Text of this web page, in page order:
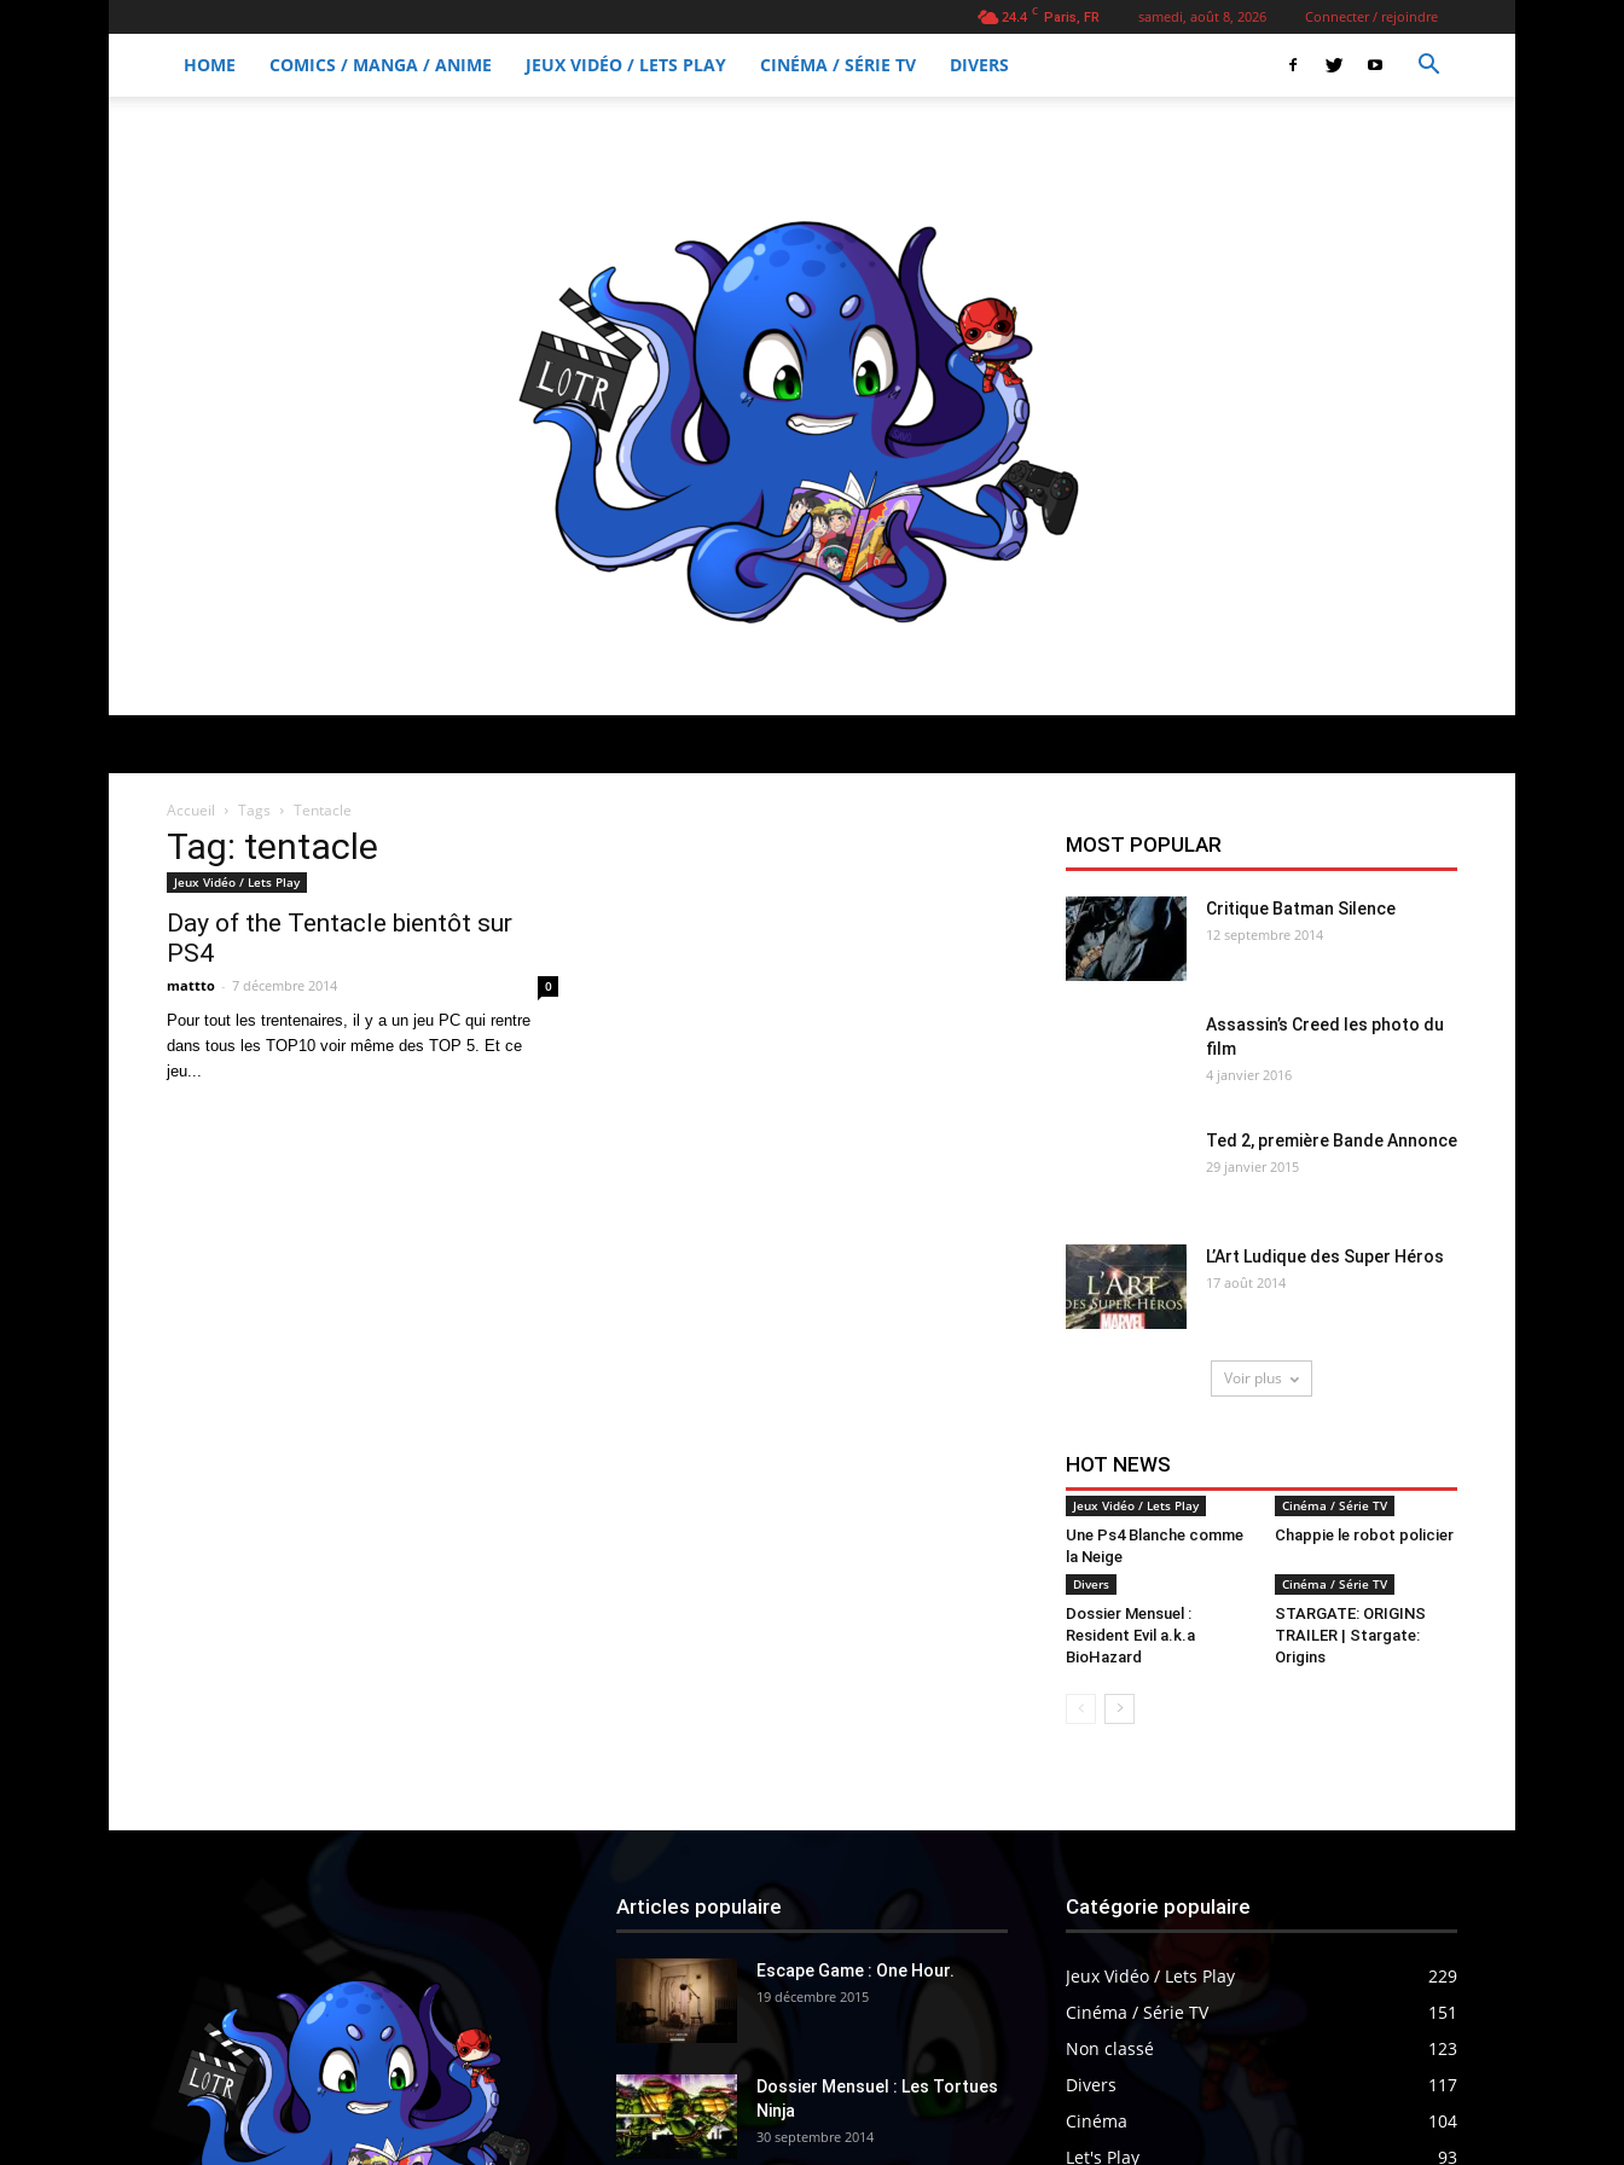
24.4 C Paris, FR samedi, août 8, 2026 Connecter / rejoindre
HOME COMICS / MANGA / ANIME JEUX VIDÉO / LETS PLAY CINÉMA / SÉRIE TV DIVERS
Accueil Tags Tentacle
Tag: tentacle
Jeux Vidéo / Lets Play
Day of the Tentacle bientôt sur
PS4
mattto - 7 décembre 2014 0
Pour tout les trentenaires, il y a un jeu PC qui rentre
dans tous les TOP10 voir même des TOP 5. Et ce
jeu...
MOST POPULAR
Critique Batman Silence
12 septembre 2014
Assassin’s Creed les photo du
film
4 janvier 2016
Ted 2, première Bande Annonce
29 janvier 2015
L’Art Ludique des Super Héros
17 août 2014
Voir plus
HOT NEWS
Jeux Vidéo / Lets Play
Une Ps4 Blanche comme
la Neige
Cinéma / Série TV
Chappie le robot policier
Divers
Dossier Mensuel :
Resident Evil a.k.a
BioHazard
Cinéma / Série TV
STARGATE: ORIGINS
TRAILER | Stargate:
Origins
Articles populaire
Escape Game : One Hour.
19 décembre 2015
Dossier Mensuel : Les Tortues
Ninja
30 septembre 2014
Catégorie populaire
Jeux Vidéo / Lets Play
229
Cinéma / Série TV
151
Non classé
123
Divers
117
Cinéma
104
Let's Play
93